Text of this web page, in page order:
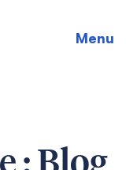
Menu